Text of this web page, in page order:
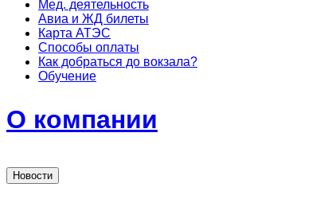
Мед. деятельность
Авиа и ЖД билеты
Карта АТЭС
Способы оплаты
Как добраться до вокзала?
Обучение
О компании
Новости